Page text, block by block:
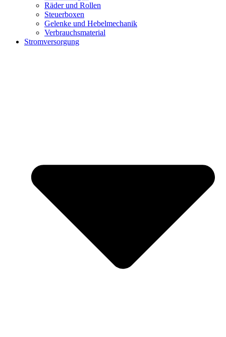
Räder und Rollen
Steuerboxen
Gelenke und Hebelmechanik
Verbrauchsmaterial
Stromversorgung